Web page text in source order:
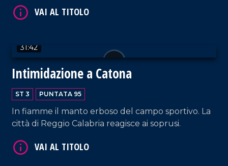
31:42
Intimidazione a Catona
ST 3 PUNTATA 95
In fiamme il manto erboso del campo sportivo. La
città di Reggio Calabria reagisce ai soprusi.